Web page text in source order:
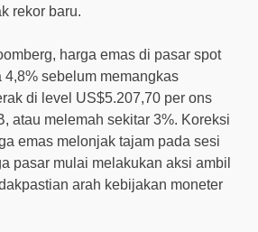
rekor baru.
harga emas di pasar spot
sebelum memangkas
di level US$5.207,70 per ons
atau melemah sekitar 3%. Koreksi
emas melonjak tajam pada sesi
pasar mulai melakukan aksi ambil
arah kebijakan moneter